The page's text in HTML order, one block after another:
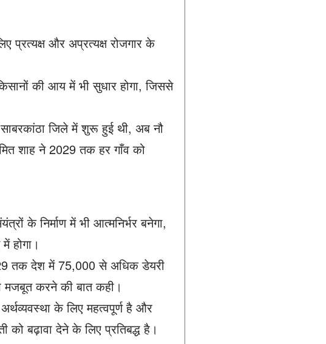
प्रत्यक्ष और अप्रत्यक्ष रोजगार के
की आय में भी सुधार होगा, जिससे
जिले में शुरू हुई थी, अब नौ
शाह ने 2029 तक हर गाँव को
के निर्माण में भी आत्मनिर्भर बनेगा,
होगा।
तक देश में 75,000 से अधिक डेयरी
मजबूत करने की बात कही।
के लिए महत्वपूर्ण है और
बढ़ावा देने के लिए प्रतिबद्ध है।